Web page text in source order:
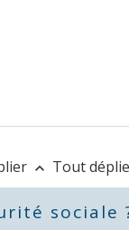
keyboard_arrow_up Tout
sociale